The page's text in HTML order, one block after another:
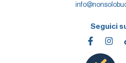
Seguici